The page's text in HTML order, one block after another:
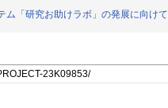
ム「研究お助けラボ」の発展に向けて